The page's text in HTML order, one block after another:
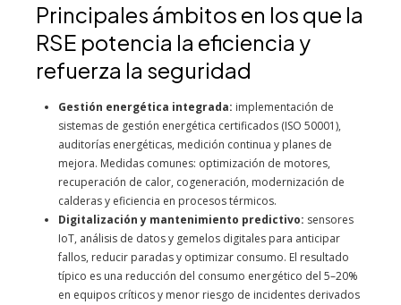
Principales ámbitos en los que la
RSE potencia la eficiencia y
refuerza la seguridad
Gestión energética integrada: implementación de
sistemas de gestión energética certificados (ISO 50001),
auditorías energéticas, medición continua y planes de
mejora. Medidas comunes: optimización de motores,
recuperación de calor, cogeneración, modernización de
calderas y eficiencia en procesos térmicos.
Digitalización y mantenimiento predictivo: sensores
IoT, análisis de datos y gemelos digitales para anticipar
fallos, reducir paradas y optimizar consumo. El resultado
típico es una reducción del consumo energético del 5–20%
en equipos críticos y menor riesgo de incidentes derivados